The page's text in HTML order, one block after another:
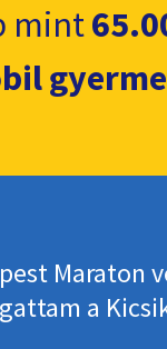
mint
Maraton
a